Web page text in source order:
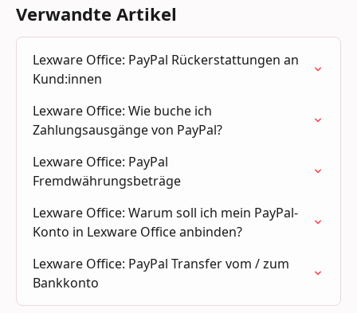
Verwandte Artikel
Lexware Office: PayPal Rückerstattungen an
Kund:innen
Lexware Office: Wie buche ich
Zahlungsausgänge von PayPal?
Lexware Office: PayPal
Fremdwährungsbeträge
Lexware Office: Warum soll ich mein PayPal-
Konto in Lexware Office anbinden?
Lexware Office: PayPal Transfer vom / zum
Bankkonto